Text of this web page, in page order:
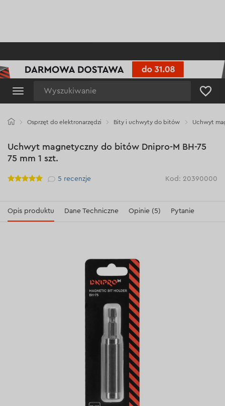
Osprzęt do elektronarzędzi Bity i uchwyty do bitów Uchwyt
Uchwyt magnetyczny do bitów Dnipro-M BH-75
75 mm 1 szt.
Рейтинг 5 recenzje Kod: 20390000
Opis produktu Dane Techniczne Opinie (5) Pytanie